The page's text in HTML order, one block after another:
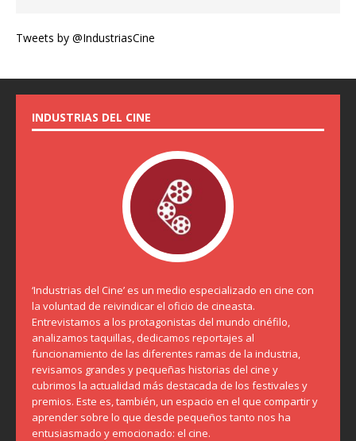
Tweets by @IndustriasCine
INDUSTRIAS DEL CINE
‘Industrias del Cine’ es un medio especializado en cine con
la voluntad de reivindicar el oficio de cineasta.
Entrevistamos a los protagonistas del mundo cinéfilo,
analizamos taquillas, dedicamos reportajes al
funcionamiento de las diferentes ramas de la industria,
revisamos grandes y pequeñas historias del cine y
cubrimos la actualidad más destacada de los festivales y
premios. Este es, también, un espacio en el que compartir y
aprender sobre lo que desde pequeños tanto nos ha
entusiasmado y emocionado: el cine.